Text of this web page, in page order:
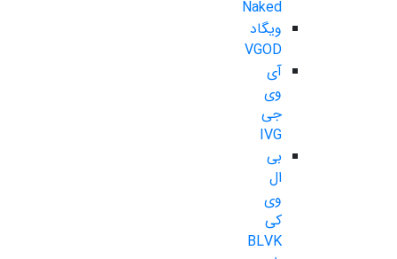
Naked
ویگاد
VGOD
آی
وی
جی
IVG
بی
ال
وی
کی
BLVK